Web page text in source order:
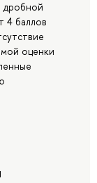
дробной
4 баллов
оценки